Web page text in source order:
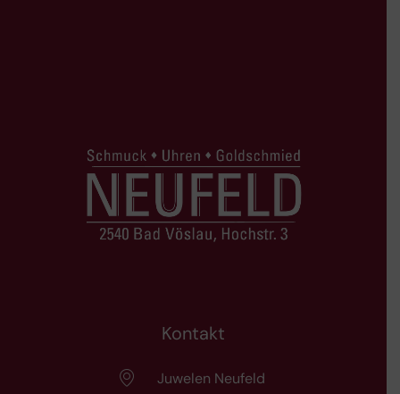
Kontakt
Juwelen Neufeld